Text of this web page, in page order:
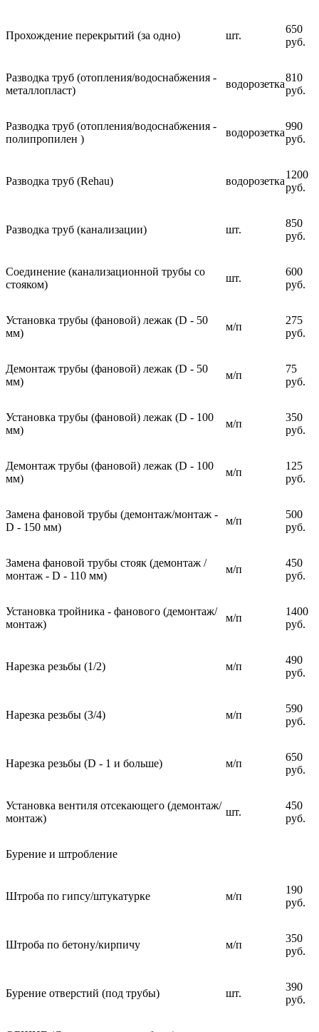
Прохождение перекрытий (за одно) шт.
650
руб.
Разводка труб (отопления/водоснабжения -
металлопласт)
водорозетка
810
руб.
Разводка труб (отопления/водоснабжения -
полипропилен )
водорозетка
990
руб.
Разводка труб (Rehau) водорозетка
1200
руб.
Разводка труб (канализации) шт.
850
руб.
Соединение (канализационной трубы со
стояком)
шт.
600
руб.
Установка трубы (фановой) лежак (D - 50
мм)
м/п
275
руб.
Демонтаж трубы (фановой) лежак (D - 50
мм)
м/п
75
руб.
Установка трубы (фановой) лежак (D - 100
мм)
м/п
350
руб.
Демонтаж трубы (фановой) лежак (D - 100
мм)
м/п
125
руб.
Замена фановой трубы (демонтаж/монтаж -
D - 150 мм)
м/п
500
руб.
Замена фановой трубы стояк (демонтаж /
монтаж - D - 110 мм)
м/п
450
руб.
Установка тройника - фанового (демонтаж/
монтаж)
м/п
1400
руб.
Нарезка резьбы (1/2) м/п
490
руб.
Нарезка резьбы (3/4) м/п
590
руб.
Нарезка резьбы (D - 1 и больше) м/п
650
руб.
Установка вентиля отсекающего (демонтаж/
монтаж)
шт.
450
руб.
Бурение и штробление
Штроба по гипсу/штукатурке м/п
190
руб.
Штроба по бетону/кирпичу м/п
350
руб.
Бурение отверстий (под трубы) шт.
390
руб.